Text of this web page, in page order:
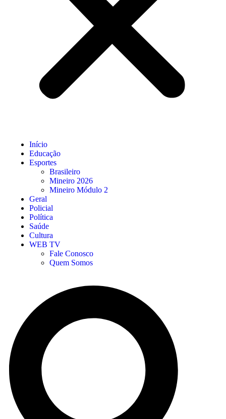
Início
Educação
Esportes
Brasileiro
Mineiro 2026
Mineiro Módulo 2
Geral
Policial
Política
Saúde
Cultura
WEB TV
Fale Conosco
Quem Somos